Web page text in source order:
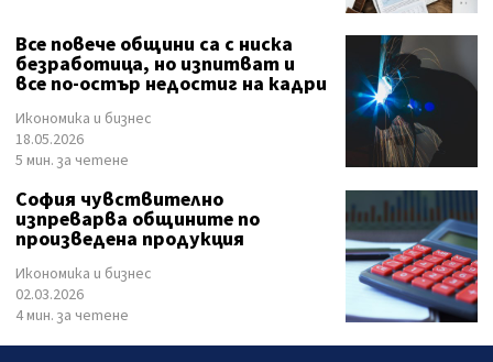
Все повече общини са с ниска
безработица, но изпитват и
все по-остър недостиг на кадри
Икономика и бизнес
18.05.2026
5 мин. за четене
София чувствително
изпреварва общините по
произведена продукция
Икономика и бизнес
02.03.2026
4 мин. за четене